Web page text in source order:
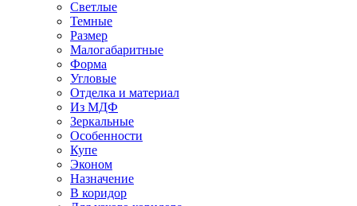
Светлые
Темные
Размер
Малогабаритные
Форма
Угловые
Отделка и материал
Из МДФ
Зеркальные
Особенности
Купе
Эконом
Назначение
В коридор